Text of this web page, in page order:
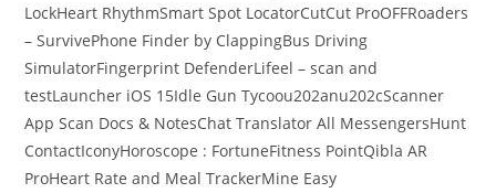
LockHeart RhythmSmart Spot LocatorCutCut ProOFFRoaders
– SurvivePhone Finder by ClappingBus Driving
SimulatorFingerprint DefenderLifeel – scan and
testLauncher iOS 15Idle Gun Tycoou202anu202cScanner
App Scan Docs & NotesChat Translator All MessengersHunt
ContactIconyHoroscope : FortuneFitness PointQibla AR
ProHeart Rate and Meal TrackerMine Easy